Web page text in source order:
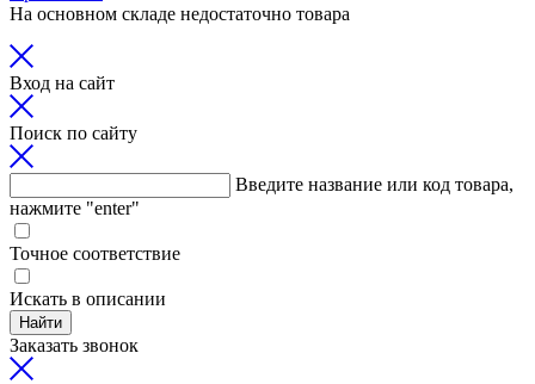
На основном складе недостаточно товара
Вход на сайт
Поиск по сайту
Введите название или код товара,
нажмите "enter"
Точное соответствие
Искать в описании
Найти
Заказать звонок